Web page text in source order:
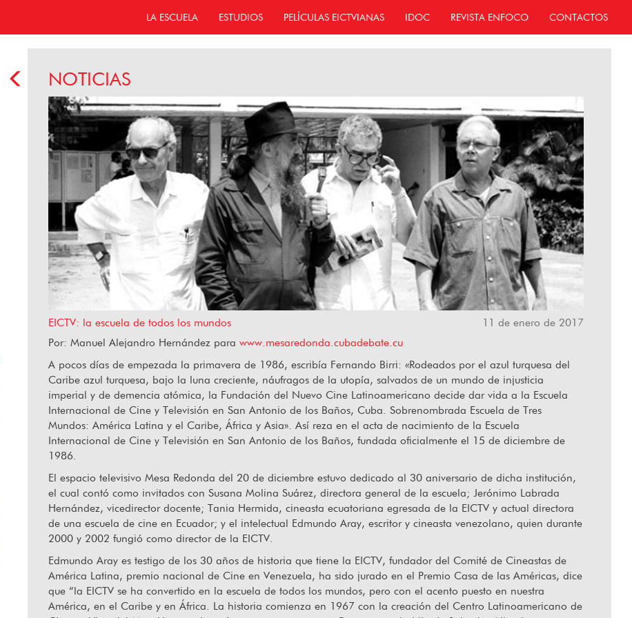
LA ESCUELA ESTUDIOS PELÍCULAS EICTVIANAS IDOC REVISTA ENFOCO CONTACTOS
Jugando a mirar: Cine, juego y barrio en La Habana
Ha fallecido Orlando Senna
NOTICIAS
EICTV: la escuela de todos los mundos
11 de enero de 2017
Por: Manuel Alejandro Hernández para www.mesaredonda.cubadebate.cu
A pocos días de empezada la primavera de 1986, escribía Fernando Birri: «Rodeados por el azul turquesa del
Caribe azul turquesa, bajo la luna creciente, náufragos de la utopía, salvados de un mundo de injusticia
imperial y de demencia atómica, la Fundación del Nuevo Cine Latinoamericano decide dar vida a la Escuela
Internacional de Cine y Televisión en San Antonio de los Baños, Cuba. Sobrenombrada Escuela de Tres
Mundos: América Latina y el Caribe, África y Asia». Así reza en el acta de nacimiento de la Escuela
Internacional de Cine y Televisión en San Antonio de los Baños, fundada oficialmente el 15 de diciembre de
1986.
El espacio televisivo Mesa Redonda del 20 de diciembre estuvo dedicado al 30 aniversario de dicha institución,
el cual contó como invitados con Susana Molina Suárez, directora general de la escuela; Jerónimo Labrada
Hernández, vicedirector docente; Tania Hermida, cineasta ecuatoriana egresada de la EICTV y actual directora
de una escuela de cine en Ecuador; y el intelectual Edmundo Aray, escritor y cineasta venezolano, quien durante
2000 y 2002 fungió como director de la EICTV.
Edmundo Aray es testigo de los 30 años de historia que tiene la EICTV, fundador del Comité de Cineastas de
América Latina, premio nacional de Cine en Venezuela, ha sido jurado en el Premio Casa de las Américas, dice
que “la EICTV se ha convertido en la escuela de todos los mundos, pero con el acento puesto en nuestra
América, en el Caribe y en África. La historia comienza en 1967 con la creación del Centro Latinoamericano de